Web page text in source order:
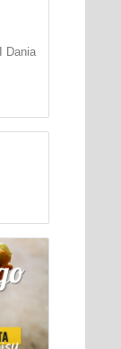
Dania